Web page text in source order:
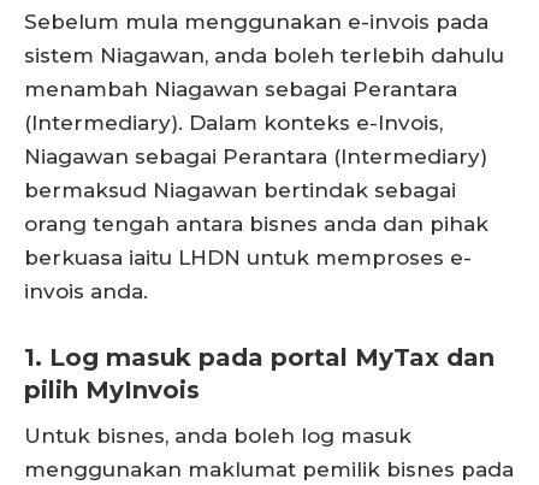
Sebelum mula menggunakan e-invois pada
sistem Niagawan, anda boleh terlebih dahulu
menambah Niagawan sebagai Perantara
(Intermediary). Dalam konteks e-Invois,
Niagawan sebagai Perantara (Intermediary)
bermaksud Niagawan bertindak sebagai
orang tengah antara bisnes anda dan pihak
berkuasa iaitu LHDN untuk memproses e-
invois anda.
1. Log masuk pada portal MyTax dan
pilih MyInvois
Untuk bisnes, anda boleh log masuk
menggunakan maklumat pemilik bisnes pada